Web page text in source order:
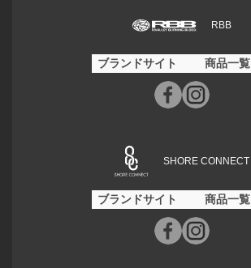
RBB
ブランドサイト 商品一覧
SHORE CONNECT
ブランドサイト 商品一覧